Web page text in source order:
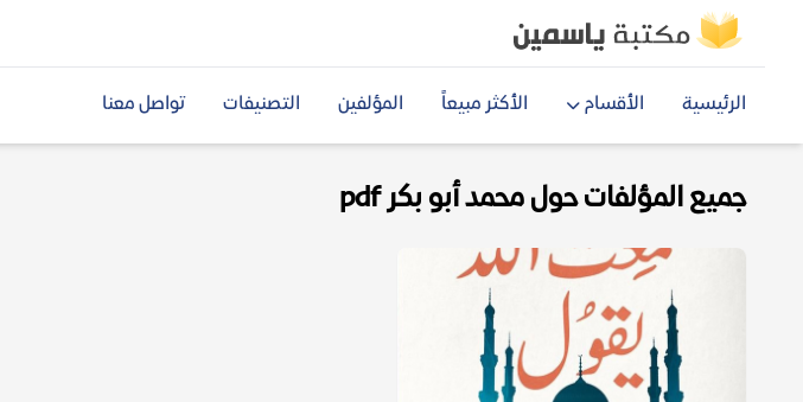
الرئيسية الأقسام الأكثر مبيعاً المؤلفين التصنيفات تواصل معنا
جميع المؤلفات حول محمد أبو بكر pdf